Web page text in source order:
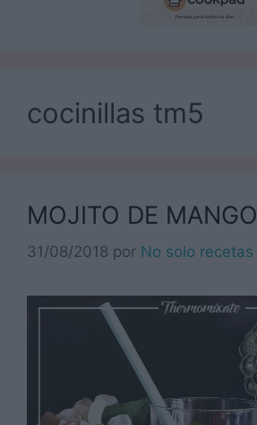
cocinillas tm5
MOJITO DE MANGO
31/08/2018 por No solo recetas